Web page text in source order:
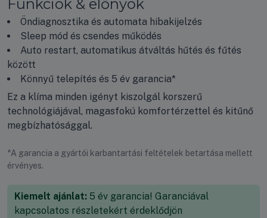
Funkciók & előnyök
Öndiagnosztika és automata hibakijelzés
Sleep mód és csendes működés
Auto restart, automatikus átváltás hűtés és fűtés
között
Könnyű telepítés és 5 év garancia*
Ez a klíma minden igényt kiszolgál korszerű
technológiájával, magasfokú komfortérzettel és kitűnő
megbízhatósággal.
*A garancia a gyártói karbantartási feltételek betartása mellett
érvényes.
Kiemelt ajánlat: 5 év garancia! Garanciával
kapcsolatos részletekért érdeklődjön